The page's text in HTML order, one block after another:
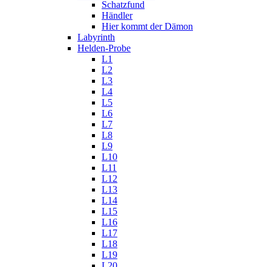
Schatzfund
Händler
Hier kommt der Dämon
Labyrinth
Helden-Probe
L1
L2
L3
L4
L5
L6
L7
L8
L9
L10
L11
L12
L13
L14
L15
L16
L17
L18
L19